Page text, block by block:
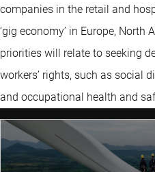
companies in the retail and
‘gig economy’ in Europe, North
priorities will relate to seeking
workers’ rights, such as social
and occupational health and